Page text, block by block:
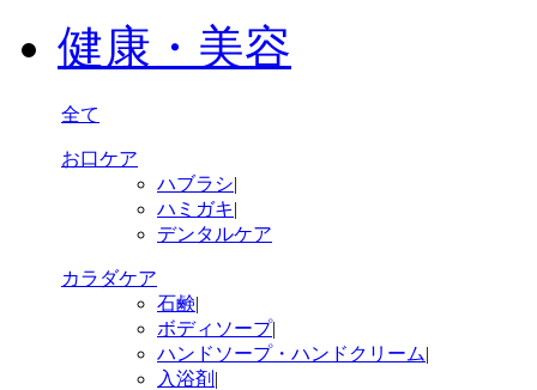
健康・美容
全て
お口ケア
ハブラシ|
ハミガキ|
デンタルケア
カラダケア
石鹸|
ボディソープ|
ハンドソープ・ハンドクリーム|
入浴剤 |